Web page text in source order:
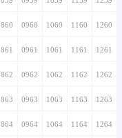
0960 1060 1160 1260
0961 1061 1161 1261
0962 1062 1162 1262
0963 1063 1163 1263
0964 1064 1164 1264